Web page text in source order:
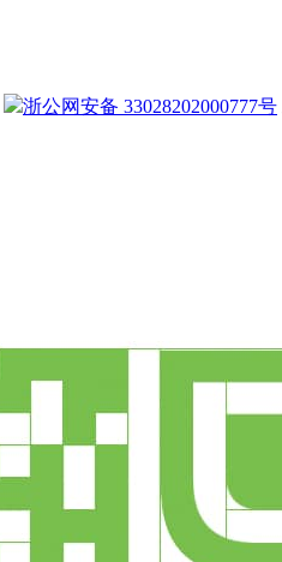
浙公网安备 33028202000777号